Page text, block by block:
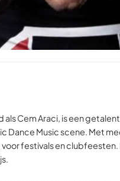
Cem Araci, is een
Dance Music scene. Met
festivals en